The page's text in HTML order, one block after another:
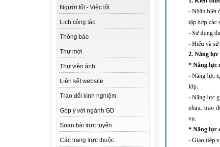
Người tốt - Việc tốt
Lịch công tác
Thông báo
Thư mời
Thư viện ảnh
Liên kết website
Trao đổi kinh nghiệm
Góp ý với ngành GD
Soạn bài trực tuyến
Các trang trực thuộc